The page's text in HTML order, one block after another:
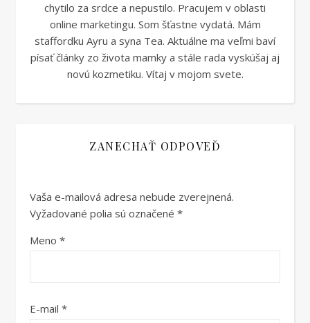
chytilo za srdce a nepustilo. Pracujem v oblasti
online marketingu. Som šťastne vydatá. Mám
staffordku Ayru a syna Tea. Aktuálne ma veľmi baví
písať články zo života mamky a stále rada vyskúšaj aj
novú kozmetiku. Vítaj v mojom svete.
ZANECHAŤ ODPOVEĎ
Vaša e-mailová adresa nebude zverejnená.
Vyžadované polia sú označené *
Meno *
E-mail *